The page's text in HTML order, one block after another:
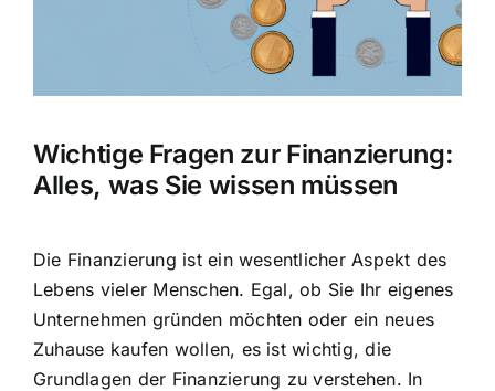
Hausratversicherung
Berufsunfähigkeitsversicherung
Weitere Tarifvergleiche
Wichtige Fragen zur Finanzierung:
Alles, was Sie wissen müssen
Die Finanzierung ist ein wesentlicher Aspekt des
Lebens vieler Menschen. Egal, ob Sie Ihr eigenes
Unternehmen gründen möchten oder ein neues
Zuhause kaufen wollen, es ist wichtig, die
Grundlagen der Finanzierung zu verstehen. In